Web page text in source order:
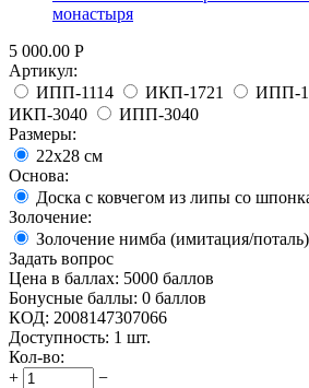
монастыря
5 000.00 Р
Артикул:
ИПП-1114
ИКП-1721 ИПП-
ИКП-3040
ИПП-3040
Размеры:
22х28 см
Основа:
Доска с ковчегом из липы со
Золочение:
Золочение нимба (имитация/поталь)
Задать вопрос
Цена в баллах: 5000 баллов
Бонусные баллы: 0 баллов
КОД: 2008147307066
Доступность: 1 шт.
Кол-во:
+
−